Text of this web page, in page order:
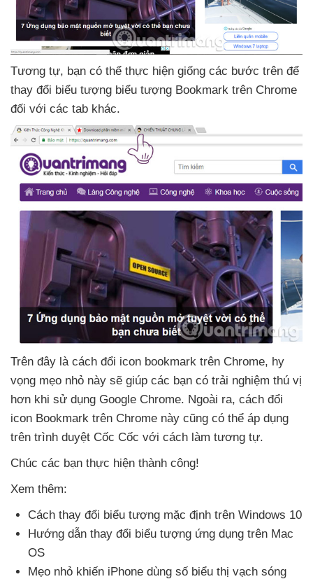
Tương tự, bạn có thể thực hiện giống các bước trên để
thay đổi biểu tượng biểu tượng Bookmark trên Chrome
đối với các tab khác.
Trên đây là cách đổi icon bookmark trên Chrome, hy
vọng mẹo nhỏ này sẽ giúp các bạn có trải nghiệm thú vị
hơn khi sử dụng Google Chrome. Ngoài ra, cách đổi
icon Bookmark trên Chrome này cũng có thể áp dụng
trên trình duyệt Cốc Cốc với cách làm tương tự.
Chúc các bạn thực hiện thành công!
Xem thêm:
Cách thay đổi biểu tượng mặc định trên Windows 10
Hướng dẫn thay đổi biểu tượng ứng dụng trên Mac
OS
Mẹo nhỏ khiến iPhone dùng số biểu thị vạch sóng